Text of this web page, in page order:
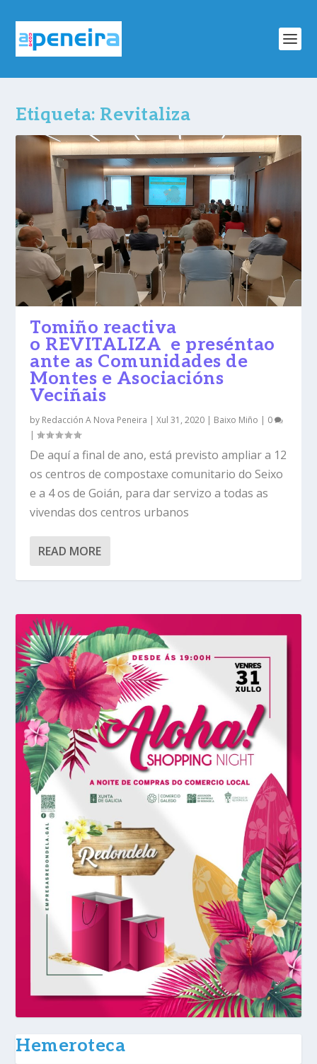
Etiqueta: Revitaliza
Tomiño reactiva
o REVITALIZA e preséntao
ante as Comunidades de
Montes e Asociacións
Veciñais
by Redacción A Nova Peneira |Xul 31, 2020 | Baixo Miño | 0
|
De aquí a final de ano, está previsto ampliar a 12
os centros de compostaxe comunitario do Seixo
e a 4 os de Goián, para dar servizo a todas as
vivendas dos centros urbanos
READ MORE
Hemeroteca